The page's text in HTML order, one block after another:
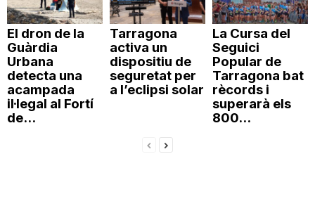
El dron de la
Guàrdia
Urbana
detecta una
acampada
il·legal al Fortí
de...
Tarragona
activa un
dispositiu de
seguretat per
a l’eclipsi solar
La Cursa del
Seguici
Popular de
Tarragona bat
rècords i
superarà els
800...